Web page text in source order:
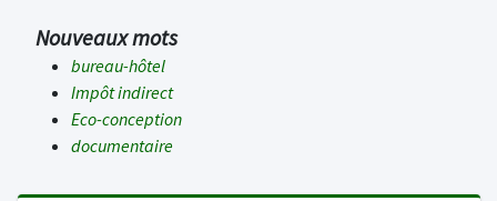
Nouveaux mots
bureau-hôtel
Impôt indirect
Eco-conception
documentaire